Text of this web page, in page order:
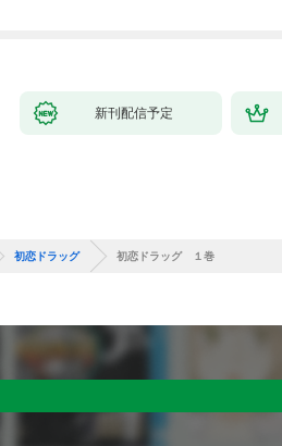
新刊配信予定
初恋ドラッグ 初恋ドラッグ １巻